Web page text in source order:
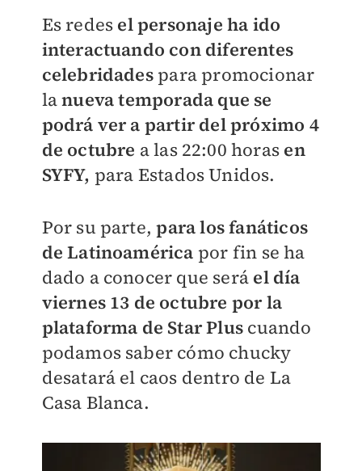
Es redes el personaje ha ido
interactuando con diferentes
celebridadespara promocionar
lanueva temporada que se
podrá ver a partir del próximo 4
de octubre a las 22:00 horas en
SYFY, para Estados Unidos.
Por su parte,para los fanáticos
de Latinoamérica por fin se ha
dado a conocer que será el día
viernes 13 de octubre por la
plataforma de Star Plus cuando
podamos saber cómo chucky
desatará el caos dentro de La
Casa Blanca.